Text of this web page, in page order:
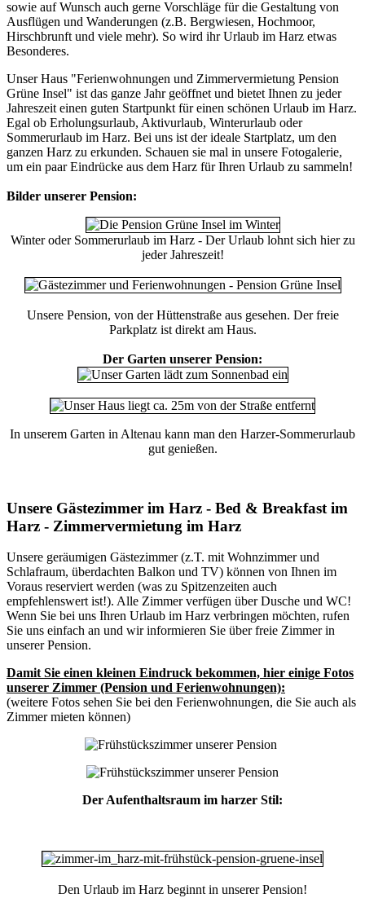
sowie auf Wunsch auch gerne Vorschläge für die Gestaltung von
Ausflügen und Wanderungen (z.B. Bergwiesen, Hochmoor,
Hirschbrunft und viele mehr). So wird ihr Urlaub im Harz etwas
Besonderes.
Unser Haus "Ferienwohnungen und Zimmervermietung Pension
Grüne Insel" ist das ganze Jahr geöffnet und bietet Ihnen zu jeder
Jahreszeit einen guten Startpunkt für einen schönen Urlaub im Harz.
Egal ob Erholungsurlaub, Aktivurlaub, Winterurlaub oder
Sommerurlaub im Harz. Bei uns ist der ideale Startplatz, um den
ganzen Harz zu erkunden. Schauen sie mal in unsere Fotogalerie,
um ein paar Eindrücke aus dem Harz für Ihren Urlaub zu sammeln!
Bilder unserer Pension:
Winter oder Sommerurlaub im Harz - Der Urlaub lohnt sich hier zu
jeder Jahreszeit!
Unsere Pension, von der Hüttenstraße aus gesehen. Der freie
Parkplatz ist direkt am Haus.
Der Garten unserer Pension:
In unserem Garten in Altenau kann man den Harzer-Sommerurlaub
gut genießen.
Unsere Gästezimmer im Harz - Bed & Breakfast im
Harz - Zimmervermietung im Harz
Unsere geräumigen Gästezimmer (z.T. mit Wohnzimmer und
Schlafraum, überdachten Balkon und TV) können von Ihnen im
Voraus reserviert werden (was zu Spitzenzeiten auch
empfehlenswert ist!). Alle Zimmer verfügen über Dusche und WC!
Wenn Sie bei uns Ihren Urlaub im Harz verbringen möchten, rufen
Sie uns einfach an und wir informieren Sie über freie Zimmer in
unserer Pension.
Damit Sie einen kleinen Eindruck bekommen, hier einige Fotos
unserer Zimmer (Pension und Ferienwohnungen):
(weitere Fotos sehen Sie bei den Ferienwohnungen, die Sie auch als
Zimmer mieten können)
Der Aufenthaltsraum im harzer Stil:
Den Urlaub im Harz beginnt in unserer Pension!